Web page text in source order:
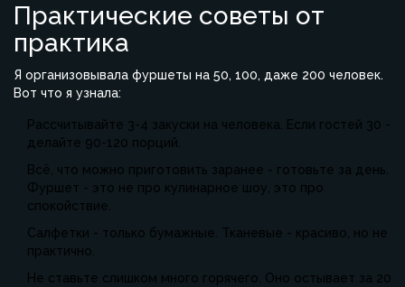
Практические советы от
практика
Я организовывала фуршеты на 50, 100, даже 200 человек.
Вот что я узнала:
Рассчитывайте 3-4 закуски на человека. Если гостей 30 -
делайте 90-120 порций.
Всё, что можно приготовить заранее - готовьте за день.
Фуршет - это не про кулинарное шоу, это про
спокойствие.
Салфетки - только бумажные. Тканевые - красиво, но не
практично.
Не ставьте слишком много горячего. Оно остывает за 20